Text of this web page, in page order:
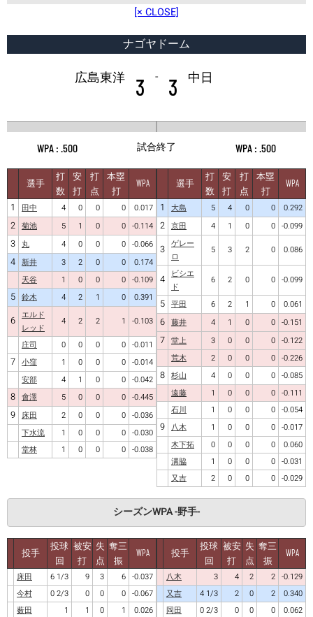
[× CLOSE]
ナゴヤドーム
広島東洋 3 - 3 中日
.500 試合終了 .500
選手
打
数
安
打
打
点
本塁
打
WPA
1 田中 4 0 0 0 0.017
2 菊池 5 1 0 0 -0.114
3 丸 4 0 0 0 -0.066
4 新井 3 2 0 0
0.174
天谷
1 0 0 0 -0.109
5 鈴木 4 2 1 0 0.391
6 エルド
レッド
4 2 2 1
-0.103
庄司
0 0 0 0 -0.011
7 小窪 1 0 0 0 -0.014
安部
4 1 0 0 -0.042
8 會澤 5 0 0 0 -0.445
9 床田 2 0 0 0 -0.036
下水流
1 0 0 0 -0.030
堂林
1 0 0 0 -0.038
選手
打
数
安
打
打
点
本塁
打
WPA
1 大島 5 4 0 0 0.292
2 京田 4 1 0 0 -0.099
3 ゲレー
ロ
5 3 2 0 0.086
4
ビシエ
ド
6 2 0 0 -0.099
5 平田 6 2 1 0 0.061
6 藤井 4 1 0 0 -0.151
7 堂上 3 0 0 0 -0.122
荒木
2 0 0 0 -0.226
8 杉山 4 0 0 0 -0.085
遠藤
1 0 0 0 -0.111
石川
1 0 0 0 -0.054
9 八木 1 0 0 0 -0.017
木下拓
0 0 0 0
0.060
溝脇
1 0 0 0 -0.031
又吉
2 0 0 0 -0.029
シーズンWPA -野手-
投手
投球
回
被安
打
失
点
奪三
振
WPA
床田 6 1/3 9 3 6 -0.037
今村
0 2/3 0 0 0 -0.067
薮田
1 1 0 1
0.026
投手
投球
回
被安
打
失
点
奪三
振
WPA
八木 3 4 2 2 -0.129
又吉
4 1/3 2 0 2
0.340
岡田
0 2/3 0 0 0
0.062